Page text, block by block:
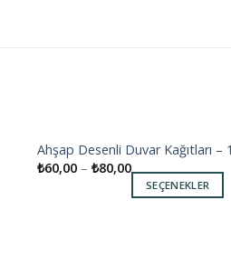
Ahşap Desenli Duvar Kağıtları –
₺60,00 –₺80,00
SEÇENEKLER